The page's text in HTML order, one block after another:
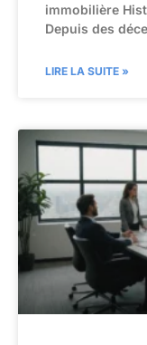
immobilière
Depuis des
LIRE LA SUITE »